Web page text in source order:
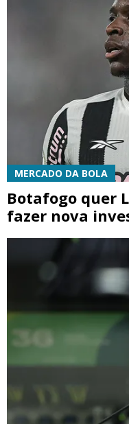
MERCADO DA BOLA
Botafogo quer
fazer nova